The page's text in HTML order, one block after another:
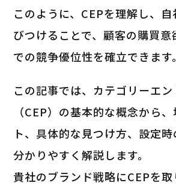
このように、CEPを理解し、
びつけることで、顧客の購買
での競争優位性を確立できます。
この記事では、カテゴリーエ
（CEP）の基本的な概念から
ト、具体的な見つけ方、設定
分かりやすく解説します。
貴社のブランド戦略にCEPを